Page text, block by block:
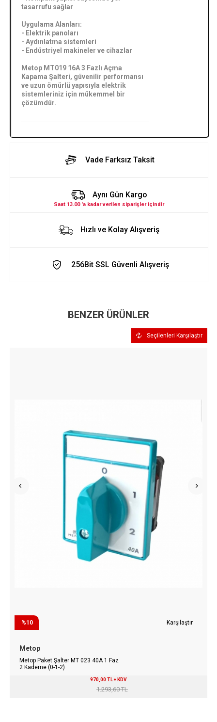
tasarrufu sağlar
Uygulama Alanları:
- Elektrik panoları
- Aydınlatma sistemleri
- Endüstriyel makineler ve cihazlar
Metop MT019 16A 3 Fazlı Açma
Kapama Şalteri, güvenilir performansı
ve uzun ömürlü yapısıyla elektrik
sistemleriniz için mükemmel bir
çözümdür.
Vade Farksız Taksit
Aynı Gün Kargo
Saat 13.00 'a kadar verilen siparişler içindir
Hızlı ve Kolay Alışveriş
256Bit SSL Güvenli Alışveriş
BENZER ÜRÜNLER
Seçilenleri Karşılaştır
%10 Karşılaştır
Metop
Metop Paket Şalter MT 023 40A 1 Faz
2 Kademe (0-1-2)
970,00 TL + KDV
1.293,60 TL